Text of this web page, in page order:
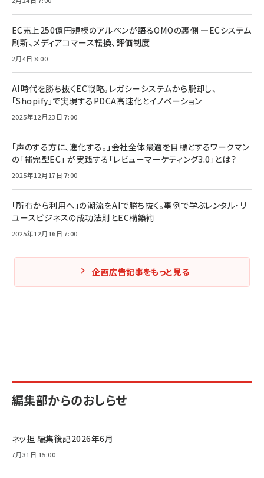
EC売上250億円規模のアルペンが語るOMOの裏側 ―ECシステム
刷新、メディアコマース転換、評価制度
2月4日 8:00
AI時代を勝ち抜くEC戦略。レガシーシステムから脱却し、
「Shopify」で実現するPDCA高速化とイノベーション
2025年12月23日 7:00
「声のする方に、進化する。」会社全体最適を目標とするワークマン
の「補完型EC」 が実践する「レビューマーケティング3.0」とは？
2025年12月17日 7:00
「所有から利用へ」の潮流をAIで勝ち抜く。事例で学ぶレンタル・リ
ユースビジネスの成功法則とEC構築術
2025年12月16日 7:00
企画広告記事をもっと見る
編集部からのおしらせ
ネッ担 編集後記2026年6月
7月31日 15:00